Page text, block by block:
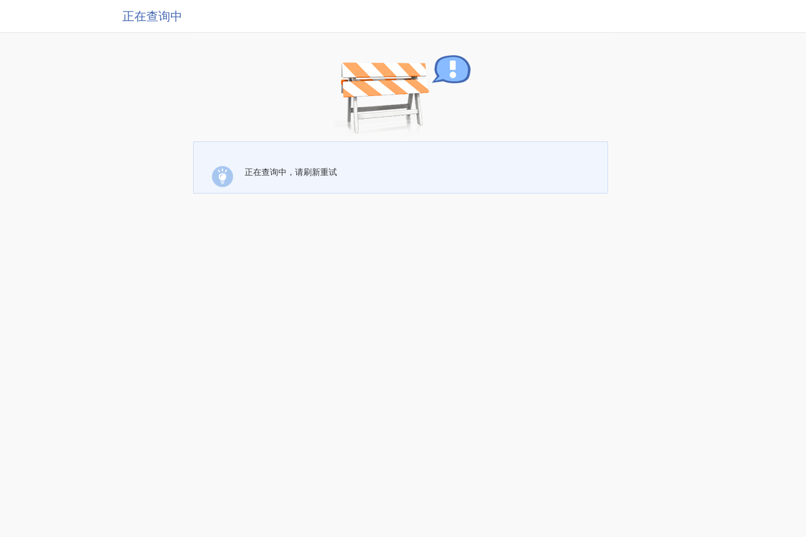
正在查询中
正在查询中，请刷新重试